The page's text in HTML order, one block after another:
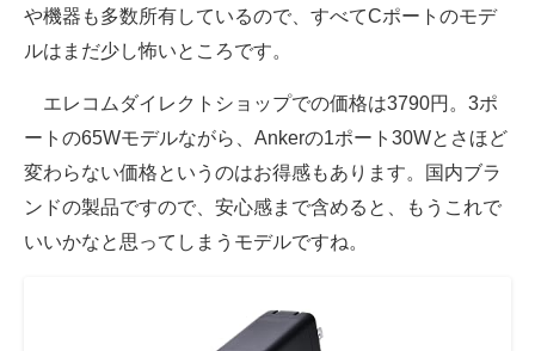
や機器も多数所有しているので、すべてCポートのモデ
ルはまだ少し怖いところです。
エレコムダイレクトショップでの価格は3790円。3ポ
ートの65Wモデルながら、Ankerの1ポート30Wとさほど
変わらない価格というのはお得感もあります。国内ブラ
ンドの製品ですので、安心感まで含めると、もうこれで
いいかなと思ってしまうモデルですね。